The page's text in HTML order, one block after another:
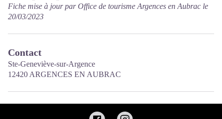
Fiche mise à jour par Office de tourisme Argences en Aubrac le
20/03/2023
Contact
Ste-Geneviève-sur-Argence
12420 ARGENCES EN AUBRAC